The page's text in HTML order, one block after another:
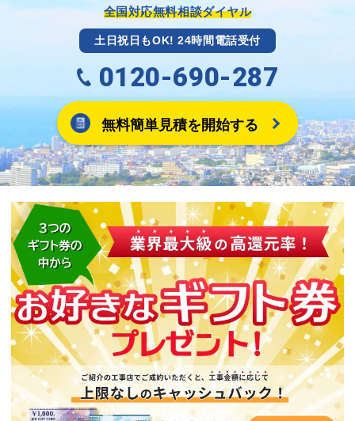
全国対応無料相談ダイヤル
土日祝日もOK! 24時間電話受付
0120-690-287
無料簡単見積を開始する